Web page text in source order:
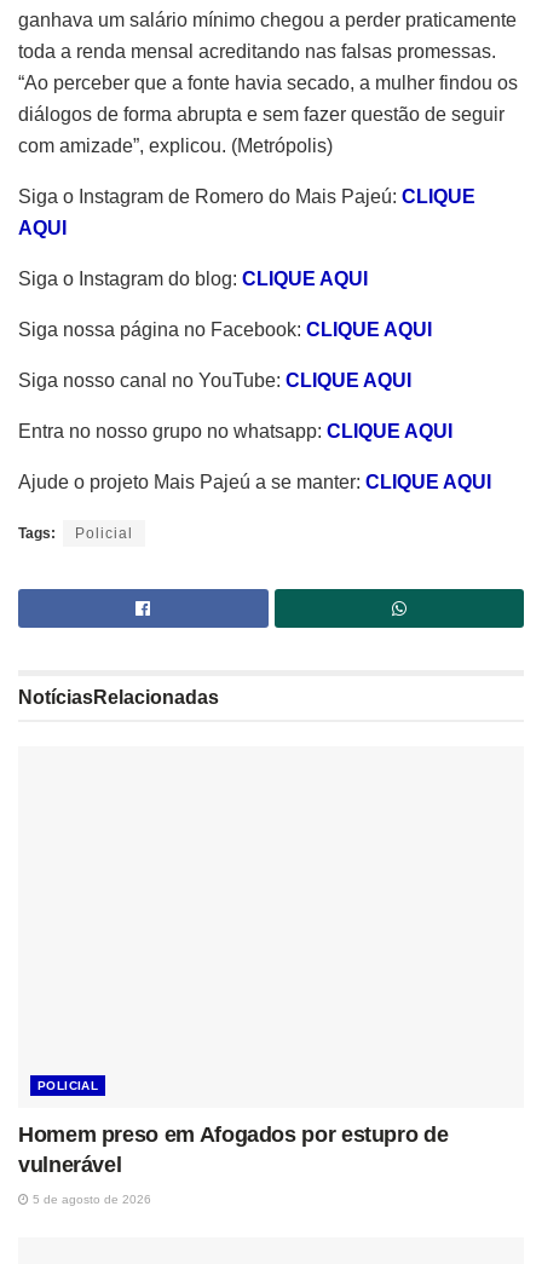
ganhava um salário mínimo chegou a perder praticamente
toda a renda mensal acreditando nas falsas promessas.
“Ao perceber que a fonte havia secado, a mulher findou os
diálogos de forma abrupta e sem fazer questão de seguir
com amizade”, explicou. (Metrópolis)
Siga o Instagram de Romero do Mais Pajeú: CLIQUE
AQUI
Siga o Instagram do blog: CLIQUE AQUI
Siga nossa página no Facebook: CLIQUE AQUI
Siga nosso canal no YouTube: CLIQUE AQUI
Entra no nosso grupo no whatsapp: CLIQUE AQUI
Ajude o projeto Mais Pajeú a se manter: CLIQUE AQUI
Tags: Policial
NotíciasRelacionadas
POLICIAL
Homem preso em Afogados por estupro de
vulnerável
5 de agosto de 2026